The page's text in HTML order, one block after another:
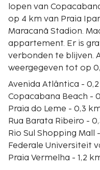
lopen van Copacabana Beach. Dit
op 4 km van Praia
Maracanã Stadion.
appartement. Er is
verbonden te blijven.
weergegeven tot op
Avenida Atlântica -
Copacabana Beach -
Praia do Leme - 0,3
Rua Barata Ribeiro -
Rio Sul Shopping Mall
Federale Universiteit
Praia Vermelha - 1,2